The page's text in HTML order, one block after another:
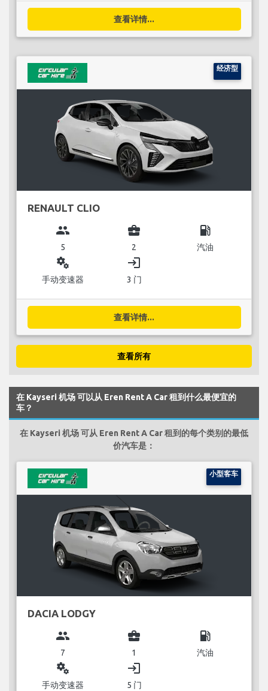
查看详情...
经济型
RENAULT CLIO
group
5
business_center
2
local_gas_station
汽油
miscellaneous_services
手动变速器
login
3 门
查看详情...
查看所有
在 Kayseri 机场 可以从 Eren Rent A Car 租到什么最便宜的
车？
在 Kayseri 机场 可从 Eren Rent A Car 租到的每个类别的最低
价汽车是：
小型客车
DACIA LODGY
group
7
business_center
1
local_gas_station
汽油
miscellaneous_services
手动变速器
login
5 门